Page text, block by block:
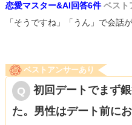
恋愛マスター&AI回答6件 ベスト
「そうですね」「うん」で会話
ベストアンサーあり
初回デートでまず
た。男性はデート前に